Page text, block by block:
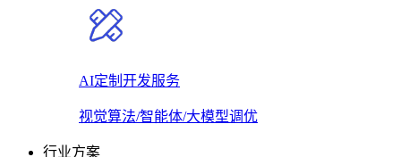
AI定制开发服务
视觉算法/智能体/大模型调优
行业方案